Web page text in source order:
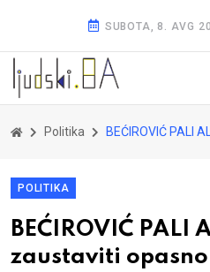
SUBOTA, 8. AVG
Politika BEĆIROVIĆ PALI ALARM: Hitno zaustaviti opasno
POLITIKA
BEĆIROVIĆ PALI
zaustaviti